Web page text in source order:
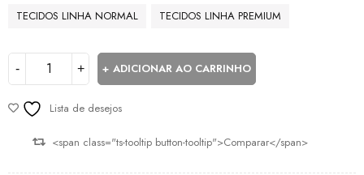
TECIDOS LINHA NORMAL TECIDOS LINHA PREMIUM
ADICIONAR AO CARRINHO
Lista de desejos
<span class="ts-tooltip button-tooltip">Comparar</span>